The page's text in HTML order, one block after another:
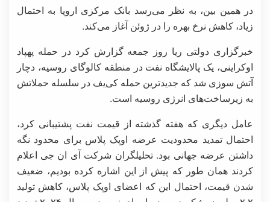
در همین بین، به نظر می‌رسد بانک مرکزی اروپا به احتمال
زیاد، کاهش نرخ بهره را در ژوئن آغاز می‌کند.
خبرگزاری دولتی ریا روز جمعه گزارش کرد در حمله پهپاد
اوکراینی، یک پالایشگاه نفت در منطقه کالوگای روسیه، دچار
آتش سوزی شد که جدیدترین حمله کی‌یف در سلسله حملاتش
به زیرساخت‌های انرژی روسیه است.
عامل دیگری که هفته گذشته از قیمت نفت پشتیبانی کرد،
احتمال تمدید محدودیت عرضه اوپک پلاس برای محدود نگه
داشتن عرضه جهانی بود. تحلیلگران شرکت آی ان جی اعلام
کردند همان طور که پیش از این اشاره کرده بودیم، ضعیف
شدن قیمت، احتمال این که اعضای اوپک پلاس، کاهش تولید